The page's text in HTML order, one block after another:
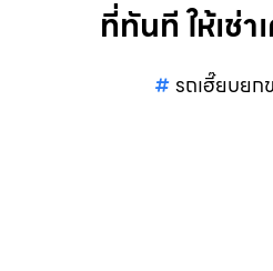
ที่ทันที ให้เช่
รถเฮี๊ยบยก